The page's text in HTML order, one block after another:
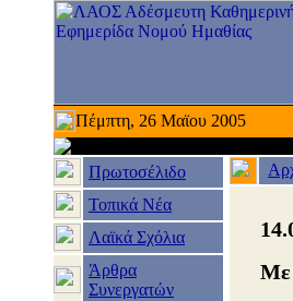
Πέμπτη, 26 Μαϊου 2005
Πρωτοσέλιδο
Τοπικά Νέα
Λαϊκά Σχόλια
Άρθρα
Συνεργατών
Με